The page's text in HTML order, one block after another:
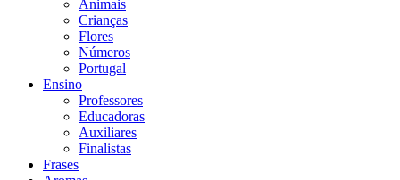
Animais
Crianças
Flores
Números
Portugal
Ensino
Professores
Educadoras
Auxiliares
Finalistas
Frases